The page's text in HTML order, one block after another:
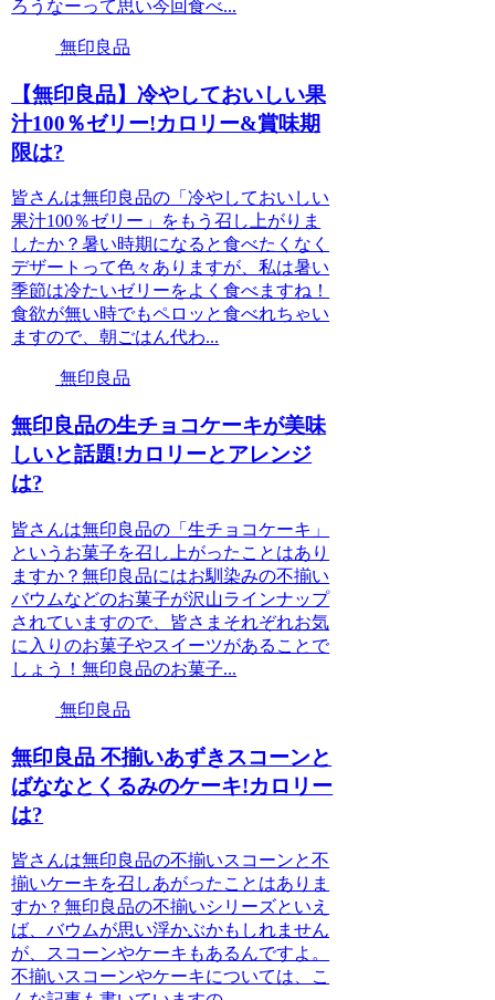
ろうなーって思い今回食べ...
無印良品
【無印良品】冷やしておいしい果
汁100％ゼリー!カロリー&賞味期
限は?
皆さんは無印良品の「冷やしておいしい
果汁100％ゼリー」をもう召し上がりま
したか？暑い時期になると食べたくなく
デザートって色々ありますが、私は暑い
季節は冷たいゼリーをよく食べますね！
食欲が無い時でもペロッと食べれちゃい
ますので、朝ごはん代わ...
無印良品
無印良品の生チョコケーキが美味
しいと話題!カロリーとアレンジ
は?
皆さんは無印良品の「生チョコケーキ」
というお菓子を召し上がったことはあり
ますか？無印良品にはお馴染みの不揃い
バウムなどのお菓子が沢山ラインナップ
されていますので、皆さまそれぞれお気
に入りのお菓子やスイーツがあることで
しょう！無印良品のお菓子...
無印良品
無印良品 不揃いあずきスコーンと
ばななとくるみのケーキ!カロリー
は?
皆さんは無印良品の不揃いスコーンと不
揃いケーキを召しあがったことはありま
すか？無印良品の不揃いシリーズといえ
ば、バウムが思い浮かぶかもしれません
が、スコーンやケーキもあるんですよ。
不揃いスコーンやケーキについては、こ